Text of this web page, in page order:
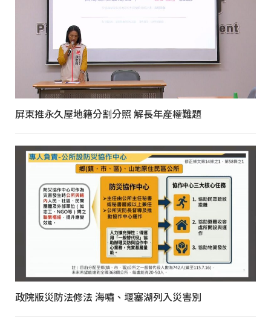
屏東推永久屋地籍分割分照 解長年產權難題
政院版災防法修法 海嘯、堰塞湖列入災害別